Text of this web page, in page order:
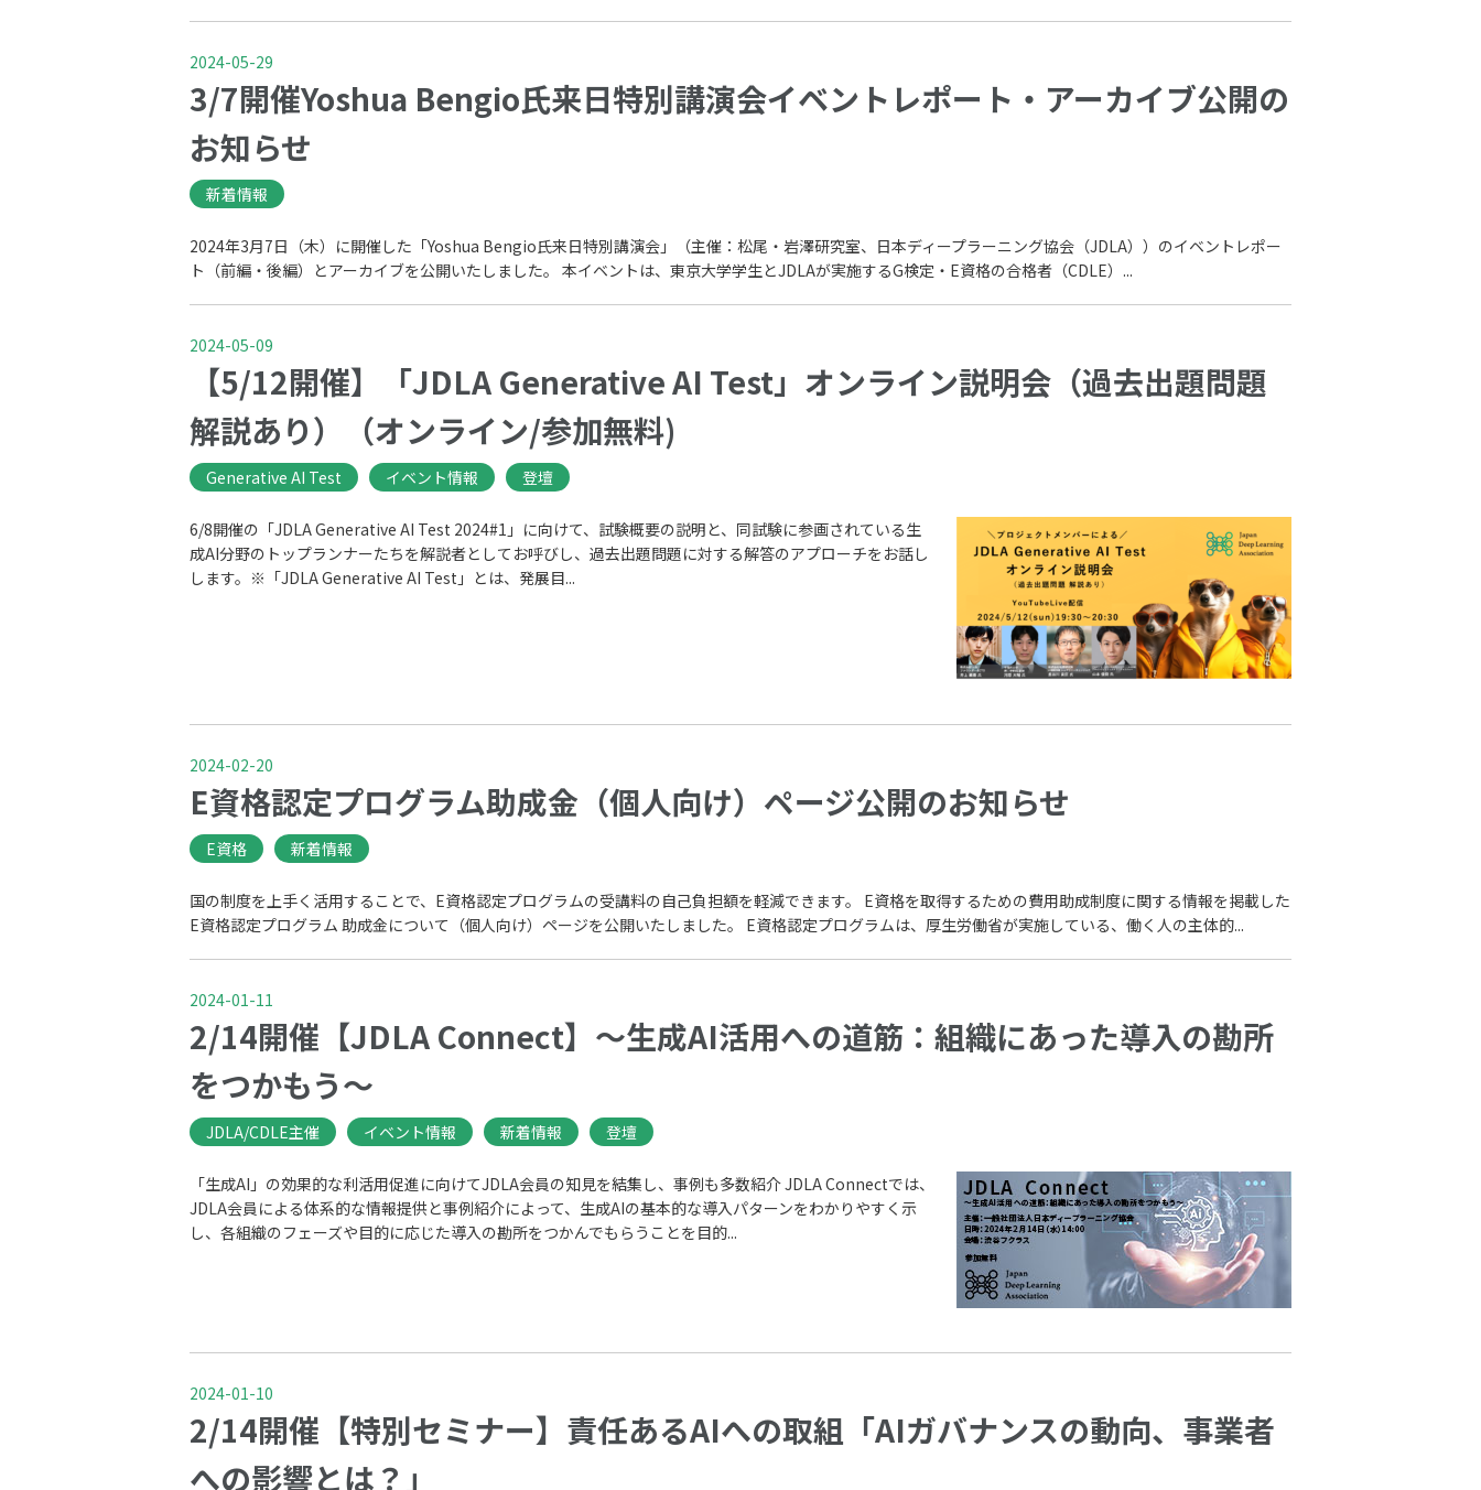
2024-05-29
3/7開催Yoshua Bengio氏来日特別講演会イベントレポート・アーカイブ公開の
お知らせ
新着情報
2024年3月7日（木）に開催した「Yoshua Bengio氏来日特別講演会」（主催：松尾・岩澤研究室、日本ディープラーニング協会（JDLA））のイベントレポー
ト（前編・後編）とアーカイブを公開いたしました。 本イベントは、東京大学学生とJDLAが実施するG検定・E資格の合格者（CDLE）...
2024-05-09
【5/12開催】「JDLA Generative AI Test」オンライン説明会（過去出題問題
解説あり）（オンライン/参加無料)
Generative AI Test イベント情報 登壇
6/8開催の「JDLA Generative AI Test 2024#1」に向けて、試験概要の説明と、同試験に参画されている生
成AI分野のトップランナーたちを解説者としてお呼びし、過去出題問題に対する解答のアプローチをお話し
します。※「JDLA Generative AI Test」とは、発展目...
2024-02-20
E資格認定プログラム助成金（個人向け）ページ公開のお知らせ
E資格 新着情報
国の制度を上手く活用することで、E資格認定プログラムの受講料の自己負担額を軽減できます。 E資格を取得するための費用助成制度に関する情報を掲載した
E資格認定プログラム 助成金について（個人向け）ページを公開いたしました。 E資格認定プログラムは、厚生労働省が実施している、働く人の主体的...
2024-01-11
2/14開催【JDLA Connect】～生成AI活用への道筋：組織にあった導入の勘所
をつかもう～
JDLA/CDLE主催 イベント情報 新着情報 登壇
「生成AI」の効果的な利活用促進に向けて​JDLA会員の知見を結集し、事例も多数紹介​ JDLA Connectでは、
JDLA会員による体系的な情報提供と事例紹介によって、​生成AIの基本的な導入パターンをわかりやすく示
し、​各組織のフェーズや目的に応じた導入の勘所をつかんでもらうことを目的...
2024-01-10
2/14開催【特別セミナー】責任あるAIへの取組「AIガバナンスの動向、事業者
への影響とは？」